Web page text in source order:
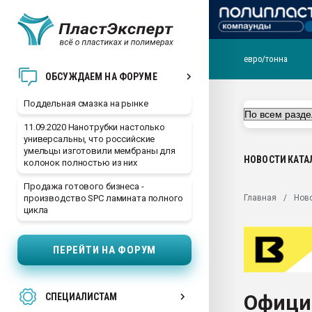
ОБСУЖДАЕМ НА ФОРУМЕ
Поддельная смазка на рынке
11.09.2020 Нанотрубки настолько
универсальны, что российские
умельцы изготовили мембраны для
колонок полностью из них
Продажа готового бизнеса -
производство SPC ламината полного
цикла
ПЕРЕЙТИ НА ФОРУМ
СПЕЦИАЛИСТАМ
ближайшее
Подмосковье, Москва
первый план в
28.07.2026
ситуацией на
Всё, что касается
Материал поверхности
Продам отходы
евро/тонна
НОВОСТИ
Главная